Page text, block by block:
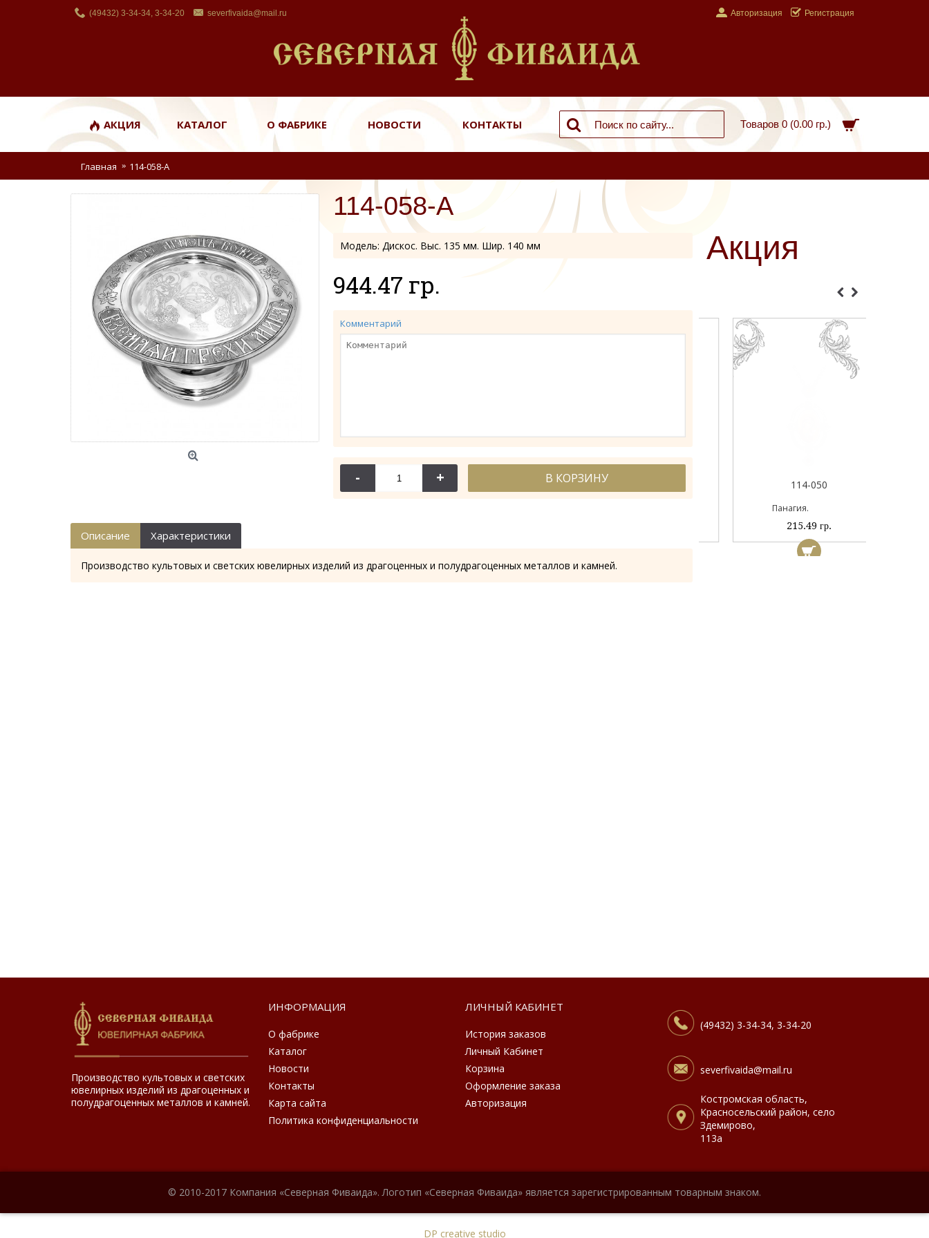
(49432) 3-34-34, 3-34-20 severfivaida@mail.ru Авторизация Регистрация
АКЦИЯ КАТАЛОГ О ФАБРИКЕ НОВОСТИ КОНТАКТЫ Товаров 0 (0.00 гр.)
Главная 114-058-А
Акция
114-044 114-044А 114-050
Панагия.
215.49 гр.
114-058-А
Модель: Дискос. Выс. 135 мм. Шир. 140 мм
944.47 гр.
Комментарий
- + В КОРЗИНУ
Описание Характеристики
Производство культовых и светских ювелирных изделий из драгоценных и полудрагоценных металлов и камней.
Производство культовых и светских
ювелирных изделий из драгоценных и
полудрагоценных металлов и камней.
ИНФОРМАЦИЯ
О фабрике
Каталог
Новости
Контакты
Карта сайта
Политика конфиденциальности
ЛИЧНЫЙ КАБИНЕТ
История заказов
Личный Кабинет
Корзина
Оформление заказа
Авторизация
(49432) 3-34-34, 3-34-20
severfivaida@mail.ru
Костромская область,
Красносельский район, село
Здемирово,
113а
© 2010-2017 Компания «Северная Фиваида». Логотип «Северная Фиваида» является зарегистрированным товарным знаком.
DP creative studio